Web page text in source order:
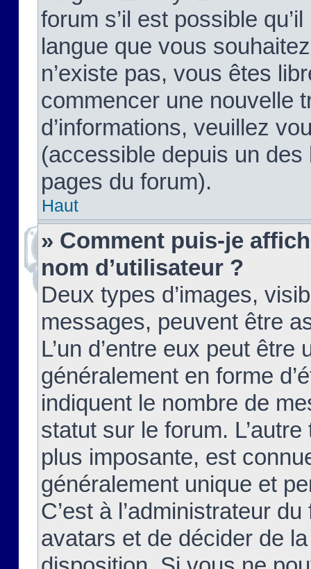
forum s’il est possible
langue que vous
n’existe pas, vous êtes
commencer une nouvelle
d’informations, veuillez
(accessible depuis un
pages du forum).
Haut
» Comment puis-je
nom d’utilisateur ?
Deux types d’images,
messages, peuvent être
L’un d’entre eux peut
généralement en forme
indiquent le nombre de
statut sur le forum.
plus imposante, est
généralement unique et
C’est à l’administrateur
avatars et de décider de